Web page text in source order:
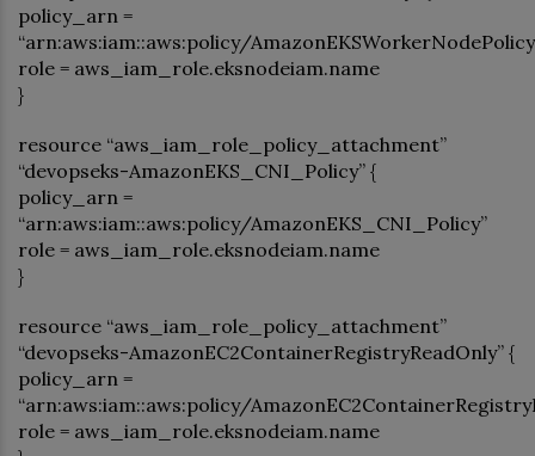
policy_arn =
“arn:aws:iam::aws:policy/
role = aws_iam_role.eksnodeiam.name
}
resource “aws_iam_role_policy_attachment”
“devopseks-AmazonEKS_CNI_Policy” {
policy_arn =
“arn:aws:iam::aws:policy/AmazonEKS_CNI_Policy”
role = aws_iam_role.eksnodeiam.name
}
resource “aws_iam_role_policy_attachment”
“devopseks-AmazonEC2ContainerRegistryReadOnly” {
policy_arn =
“arn:aws:iam::aws:policy/
role = aws_iam_role.eksnodeiam.name